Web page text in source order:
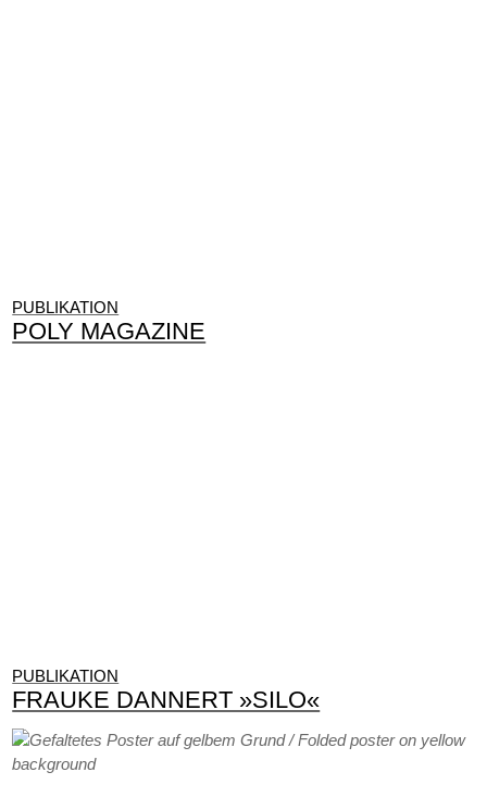
PUBLIKATION
POLY MAGAZINE
PUBLIKATION
FRAUKE DANNERT »SILO«